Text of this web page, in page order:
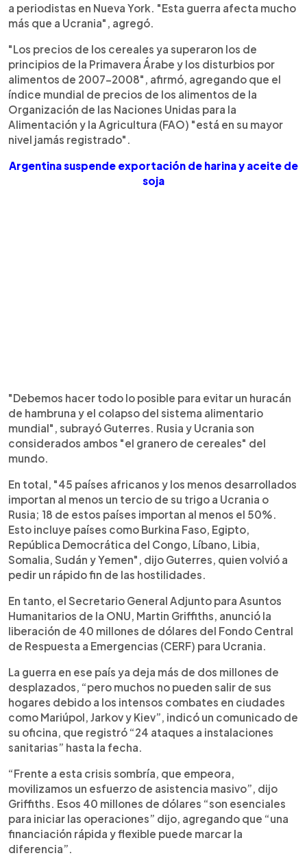
a periodistas en Nueva York. "Esta guerra afecta mucho
más que a Ucrania", agregó.
"Los precios de los cereales ya superaron los de
principios de la Primavera Árabe y los disturbios por
alimentos de 2007-2008", afirmó, agregando que el
índice mundial de precios de los alimentos de la
Organización de las Naciones Unidas para la
Alimentación y la Agricultura (FAO) "está en su mayor
nivel jamás registrado".
Argentina suspende exportación de harina y aceite de
soja
"Debemos hacer todo lo posible para evitar un huracán
de hambruna y el colapso del sistema alimentario
mundial", subrayó Guterres. Rusia y Ucrania son
considerados ambos "el granero de cereales" del
mundo.
En total, "45 países africanos y los menos desarrollados
importan al menos un tercio de su trigo a Ucrania o
Rusia; 18 de estos países importan al menos el 50%.
Esto incluye países como Burkina Faso, Egipto,
República Democrática del Congo, Líbano, Libia,
Somalia, Sudán y Yemen", dijo Guterres, quien volvió a
pedir un rápido fin de las hostilidades.
En tanto, el Secretario General Adjunto para Asuntos
Humanitarios de la ONU, Martin Griffiths, anunció la
liberación de 40 millones de dólares del Fondo Central
de Respuesta a Emergencias (CERF) para Ucrania.
La guerra en ese país ya deja más de dos millones de
desplazados, “pero muchos no pueden salir de sus
hogares debido a los intensos combates en ciudades
como Mariúpol, Jarkov y Kiev”, indicó un comunicado de
su oficina, que registró “24 ataques a instalaciones
sanitarias” hasta la fecha.
“Frente a esta crisis sombría, que empeora,
movilizamos un esfuerzo de asistencia masivo”, dijo
Griffiths. Esos 40 millones de dólares “son esenciales
para iniciar las operaciones” dijo, agregando que “una
financiación rápida y flexible puede marcar la
diferencia”.